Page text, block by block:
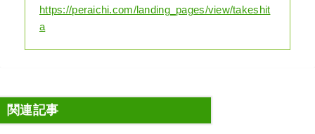
https://peraichi.com/landing_pages/view/takeshit
a
関連記事